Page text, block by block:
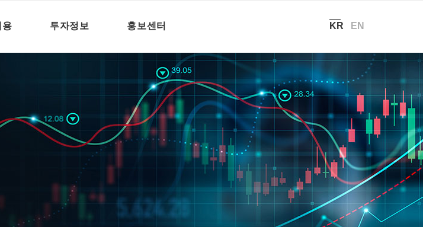
용 투자정보 홍보센터 KR EN
투자정보 – IR일정